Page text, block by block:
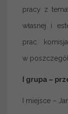
pracy z
własnej i
prac
w
I grupa –
I miejsce –